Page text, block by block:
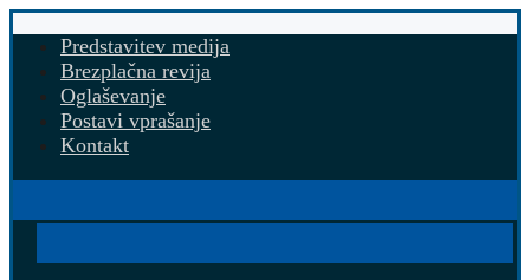
Predstavitev medija
Brezplačna revija
Oglaševanje
Postavi vprašanje
Kontakt